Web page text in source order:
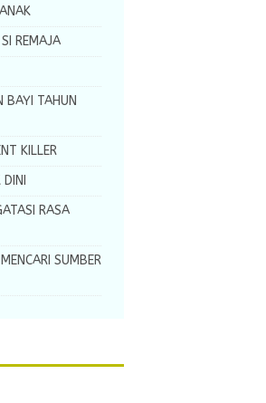
REMAJA
BAYI TAHUN
KILLER
RASA
SUMBER